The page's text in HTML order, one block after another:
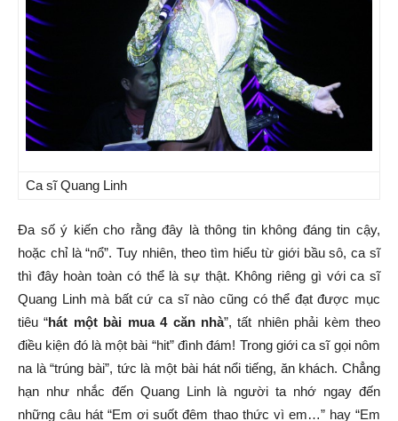
Ca sĩ Quang Linh
Đa số ý kiến cho rằng đây là thông tin không đáng tin cậy,
hoặc chỉ là “nổ”. Tuy nhiên, theo tìm hiểu từ giới bầu sô, ca sĩ
thì đây hoàn toàn có thể là sự thật. Không riêng gì với ca sĩ
Quang Linh mà bất cứ ca sĩ nào cũng có thể đạt được mục
tiêu “hát một bài mua 4 căn nhà”, tất nhiên phải kèm theo
điều kiện đó là một bài “hit” đình đám! Trong giới ca sĩ gọi nôm
na là “trúng bài”, tức là một bài hát nổi tiếng, ăn khách. Chẳng
hạn như nhắc đến Quang Linh là người ta nhớ ngay đến
những câu hát “Em ơi suốt đêm thao thức vì em…” hay “Em